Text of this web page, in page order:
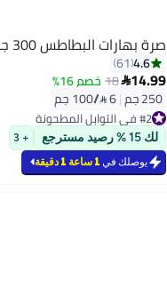
صرة بهارات البطاطس 300 جرام 250جرام
4.6
61
14.99
18 خصم 16%
250 جم |
#2 في التوابل المطحونة
#2 في التوابل المطحونةلك 15 % رصيد مسترجع + 3
يوصلك في 1 ساعة 1 دقيقة